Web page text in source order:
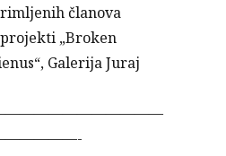
članova
„Broken
Galerija Juraj